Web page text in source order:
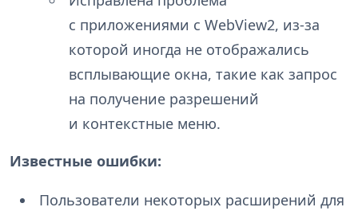
с приложениями с WebView2, из-за
которой иногда не отображались
всплывающие окна, такие как запрос
на получение разрешений
и контекстные меню.
Известные ошибки:
Пользователи некоторых расширений для